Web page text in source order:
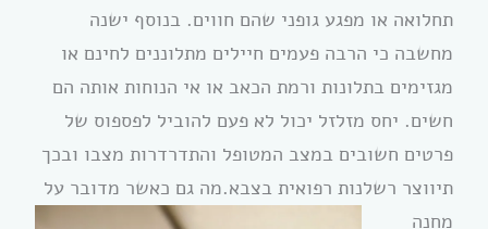
תחלואה או מפגע גופני שהם חווים. בנוסף ישנה
מחשבה כי הרבה פעמים חיילים מתלוננים לחינם או
מגזימים בתלונות ורמת הכאב או אי הנוחות אותה הם
חשים. יחס מזלזל יכול לא פעם להוביל לפספוס של
פרטים חשובים במצב המטופל והתדרדרות מצבו ובכך
תיווצר רשלנות רפואית בצבא.מה גם כאשר מדובר על
מחנה